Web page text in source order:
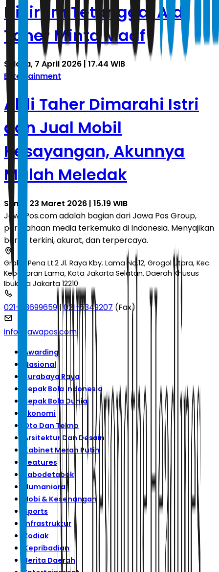
Disiram Tetangga, Aldi
Taher Minta Maaf
Selasa, 7 April 2026 | 17.44 WIB
Entertainment
Aldi Taher Dimarahi Istri
dan Jual Mobil
Kesayangan, Akunnya
Malah Meledak
Senin, 23 Maret 2026 | 15.19 WIB
JawaPos.com adalah bagian dari Jawa Pos Group,
perusahaan media terkemuka di Indonesia. Menyajikan
berita terkini, akurat, dan terpercaya.
Graha Pena Lt.2 Jl. Raya Kby. Lama No.12, Grogol Utara, Kec.
Kebayoran Lama, Kota Jakarta Selatan, Daerah Khusus
Ibukota Jakarta 12210
021-53699659|021-5349207 (Fax)
info@jawapos.com
Awarding
Nasional
Surabaya Raya
Sepak Bola Indonesia
Sepak Bola Dunia
Ekonomi
Oto Dan Tekno
Arsitektur Dan Desain
Kabinet Merah Putih
Features
Jabodetabek
Humaniora
Hobi & Kesenangan
Sports
Infrastruktur
Zodiak
Kepribadian
Berita Daerah